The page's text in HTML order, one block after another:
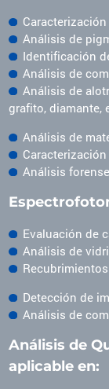
Análisis de
Identificación
Análisis de
Análisis de
grafito, diamante,
Análisis de
Análisis
Evaluación de
Análisis de
Detección de
Análisis de
Análisis de
aplicable en: